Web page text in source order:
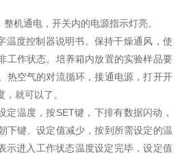
机通电，开关内的电源指示灯亮。
温度控制器说明书。保持干燥通风，使
工作状态。培养箱内放置的实验样品要
热空气的对流循环，接通电源，打开开
就可以了。
定温度，按SET键，下排有数据闪动，
下键、设定值减少，按到所需设定的温
示进入工作状态温度设定完毕，设定值